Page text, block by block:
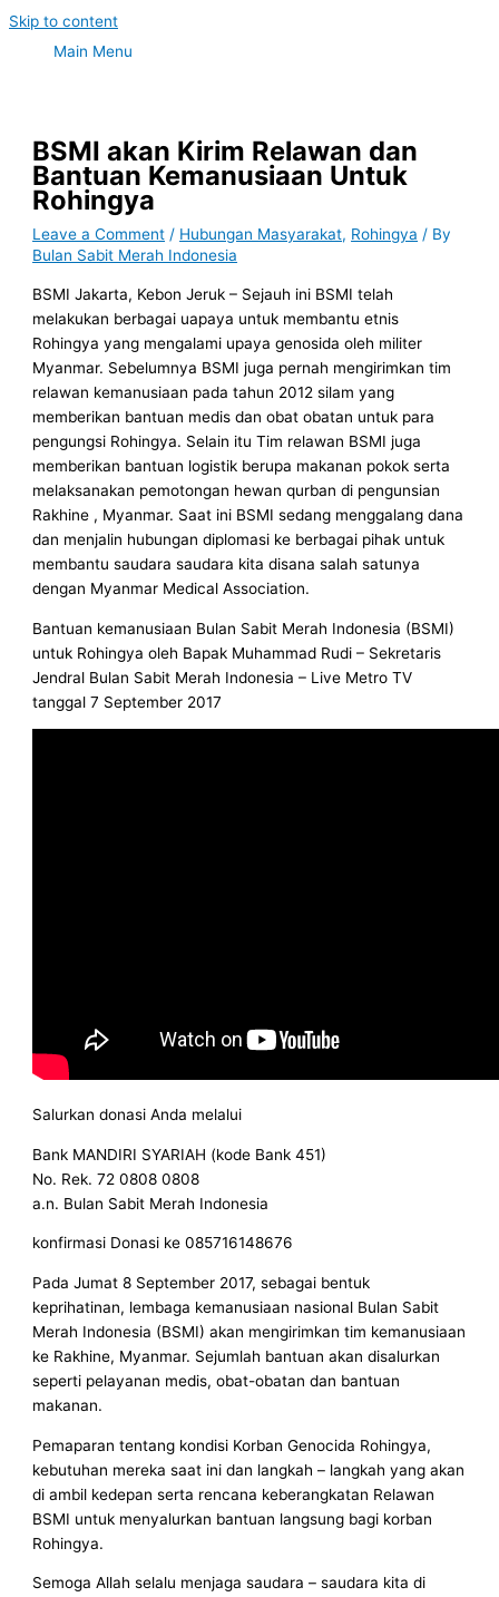
Skip to content
Main Menu
BSMI akan Kirim Relawan dan
Bantuan Kemanusiaan Untuk
Rohingya
Leave a Comment / Hubungan Masyarakat, Rohingya / By
Bulan Sabit Merah Indonesia
BSMI Jakarta, Kebon Jeruk – Sejauh ini BSMI telah
melakukan berbagai uapaya untuk membantu etnis
Rohingya yang mengalami upaya genosida oleh militer
Myanmar. Sebelumnya BSMI juga pernah mengirimkan tim
relawan kemanusiaan pada tahun 2012 silam yang
memberikan bantuan medis dan obat obatan untuk para
pengungsi Rohingya. Selain itu Tim relawan BSMI juga
memberikan bantuan logistik berupa makanan pokok serta
melaksanakan pemotongan hewan qurban di pengunsian
Rakhine , Myanmar. Saat ini BSMI sedang menggalang dana
dan menjalin hubungan diplomasi ke berbagai pihak untuk
membantu saudara saudara kita disana salah satunya
dengan Myanmar Medical Association.
Bantuan kemanusiaan Bulan Sabit Merah Indonesia (BSMI)
untuk Rohingya oleh Bapak Muhammad Rudi – Sekretaris
Jendral Bulan Sabit Merah Indonesia – Live Metro TV
tanggal 7 September 2017
Salurkan donasi Anda melalui
Bank MANDIRI SYARIAH (kode Bank 451)
No. Rek. 72 0808 0808
a.n. Bulan Sabit Merah Indonesia
konfirmasi Donasi ke 085716148676
Pada Jumat 8 September 2017, sebagai bentuk
keprihatinan, lembaga kemanusiaan nasional Bulan Sabit
Merah Indonesia (BSMI) akan mengirimkan tim kemanusiaan
ke Rakhine, Myanmar. Sejumlah bantuan akan disalurkan
seperti pelayanan medis, obat-obatan dan bantuan
makanan.
Pemaparan tentang kondisi Korban Genocida Rohingya,
kebutuhan mereka saat ini dan langkah – langkah yang akan
di ambil kedepan serta rencana keberangkatan Relawan
BSMI untuk menyalurkan bantuan langsung bagi korban
Rohingya.
Semoga Allah selalu menjaga saudara – saudara kita di